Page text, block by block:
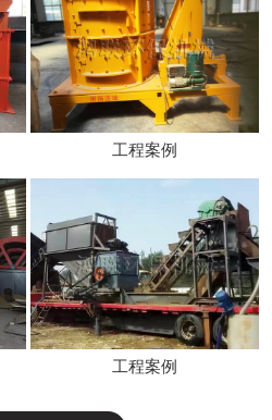
工程案例
工程案例